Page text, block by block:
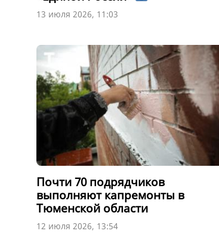
13 июля 2026, 11:03
Почти 70 подрядчиков
выполняют капремонты в
Тюменской области
12 июля 2026, 13:54